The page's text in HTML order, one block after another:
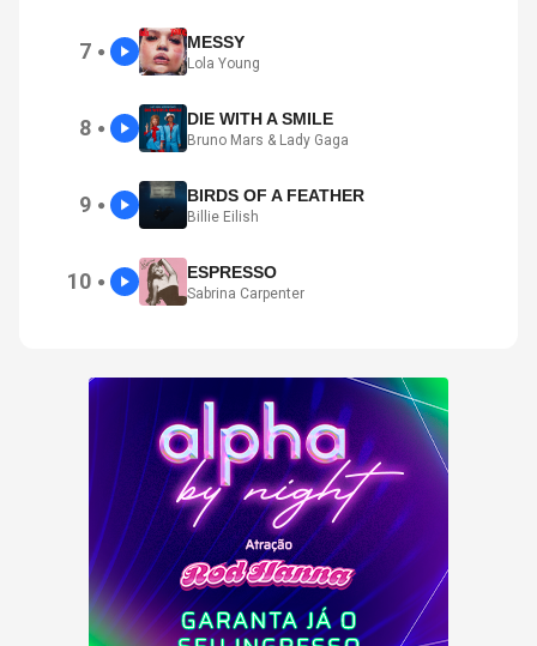
7 ● MESSY
Lola Young
8 ● DIE WITH A SMILE
Bruno Mars & Lady Gaga
9 ● BIRDS OF A FEATHER
Billie Eilish
10 ● ESPRESSO
Sabrina Carpenter